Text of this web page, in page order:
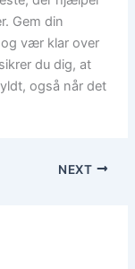
Gem din
vær klar over
du dig, at
også når det
NEXT